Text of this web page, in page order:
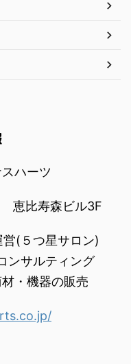
ハーツ
恵比寿森ビル3F
(５つ星サロン)
ンサルティング
・機器の販売